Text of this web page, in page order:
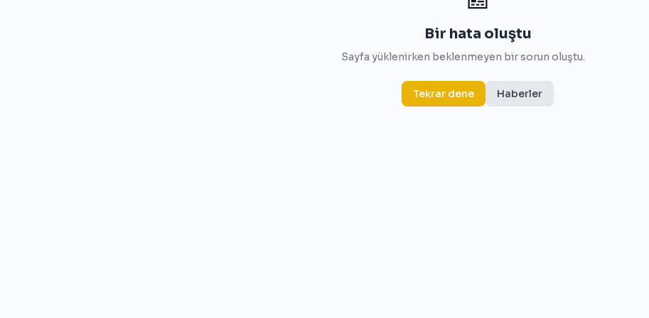
Bir hata oluştu
Sayfa yüklenirken beklenmeyen bir sorun oluştu.
Tekrar dene Haberler